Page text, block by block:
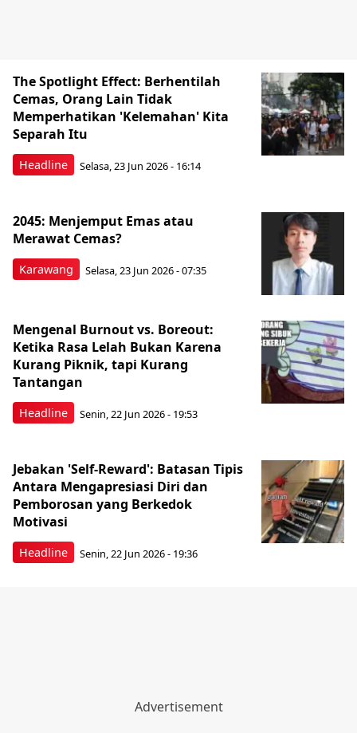
Headline
The Spotlight Effect: Berhentilah
Cemas, Orang Lain Tidak
Memperhatikan 'Kelemahan' Kita
Separah Itu
Selasa, 23 Jun 2026 - 16:14
Karawang
2045: Menjemput Emas atau
Merawat Cemas?
Selasa, 23 Jun 2026 - 07:35
Headline
Mengenal Burnout vs. Boreout:
Ketika Rasa Lelah Bukan Karena
Kurang Piknik, tapi Kurang
Tantangan
Senin, 22 Jun 2026 - 19:53
Headline
Jebakan 'Self-Reward': Batasan Tipis
Antara Mengapresiasi Diri dan
Pemborosan yang Berkedok
Motivasi
Senin, 22 Jun 2026 - 19:36